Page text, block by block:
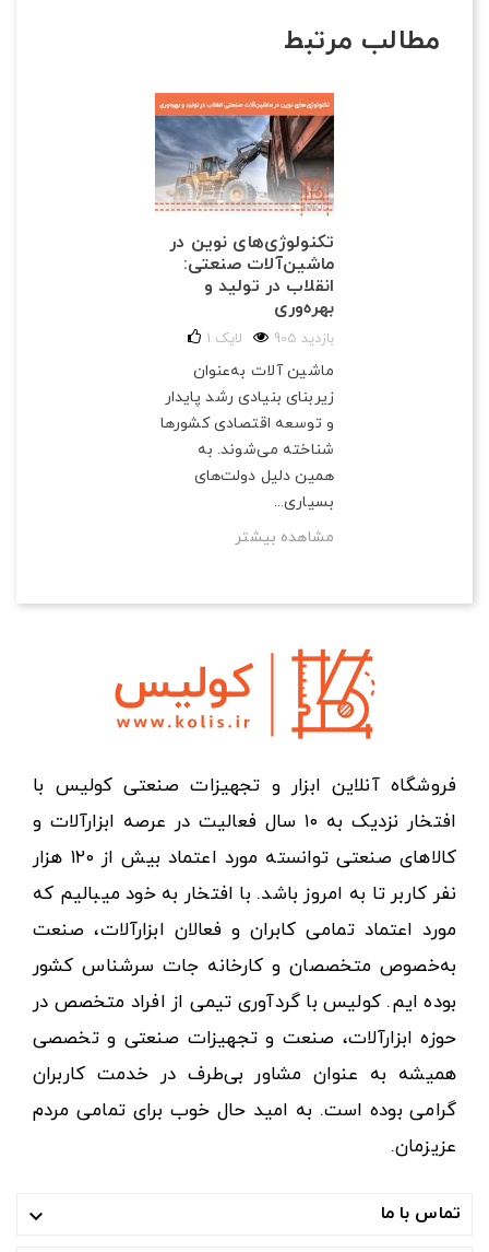
مطالب مرتبط
تکنولوژی‌های نوین در
ماشین‌آلات صنعتی:
انقلاب در تولید و
بهره‌وری
905 بازدید 1 لایک
ماشین آلات به‌عنوان
زیربنای بنیادی رشد پایدار
و توسعه اقتصادی کشورها
شناخته می‌شوند. به
همین دلیل دولت‌های
بسیاری...
مشاهده بیشتر
فروشگاه آنلاین ابزار و تجهیزات صنعتی کولیس با
افتخار نزدیک به ۱۰ سال فعالیت در عرصه ابزارآلات و
کالاهای صنعتی توانسته مورد اعتماد بیش از ۱۲۰ هزار
نفر کاربر تا به امروز باشد. با افتخار به خود میبالیم که
مورد اعتماد تمامی کابران و فعالان ابزارآلات، صنعت
به‌خصوص متخصصان و کارخانه جات سرشناس کشور
بوده ایم. کولیس با گردآوری تیمی از افراد متخصص در
حوزه ابزارآلات، صنعت و تجهیزات صنعتی و تخصصی
همیشه به عنوان مشاور بی‌طرف در خدمت کاربران
گرامی بوده است. به امید حال خوب برای تمامی مردم
عزیزمان.
تماس با ما 